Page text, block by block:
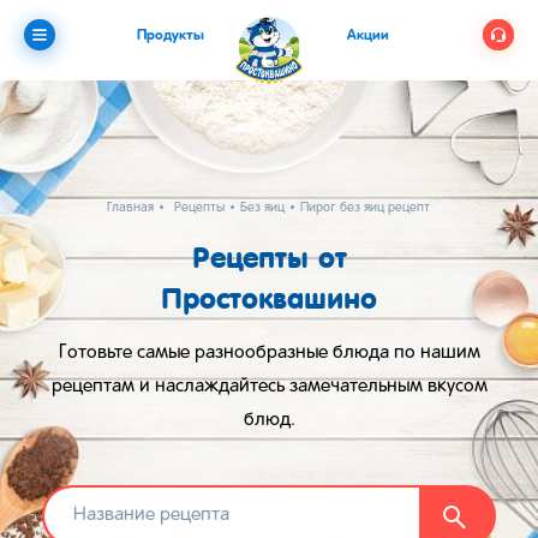
Продукты Акции
Главная Рецепты Без яиц Пирог без яиц рецепт
Рецепты от
Простоквашино
Готовьте самые разнообразные блюда по нашим
рецептам и наслаждайтесь замечательным вкусом
блюд.
Найти